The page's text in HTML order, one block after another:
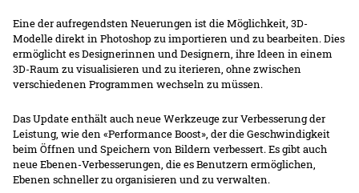
Eine der aufregendsten Neuerungen ist die Möglichkeit, 3D-
Modelle direkt in Photoshop zu importieren und zu bearbeiten. Dies
ermöglicht es Designerinnen und Designern, ihre Ideen in einem
3D-Raum zu visualisieren und zu iterieren, ohne zwischen
verschiedenen Programmen wechseln zu müssen.
Das Update enthält auch neue Werkzeuge zur Verbesserung der
Leistung, wie den «Performance Boost», der die Geschwindigkeit
beim Öffnen und Speichern von Bildern verbessert. Es gibt auch
neue Ebenen-Verbesserungen, die es Benutzern ermöglichen,
Ebenen schneller zu organisieren und zu verwalten.